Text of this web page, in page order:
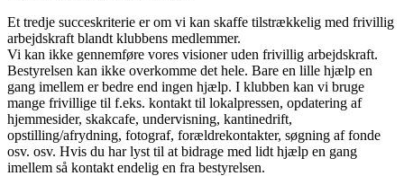
Et tredje succeskriterie er om vi kan skaffe tilstrækkelig med frivillig
arbejdskraft blandt klubbens medlemmer.
Vi kan ikke gennemføre vores visioner uden frivillig arbejdskraft.
Bestyrelsen kan ikke overkomme det hele. Bare en lille hjælp en
gang imellem er bedre end ingen hjælp. I klubben kan vi bruge
mange frivillige til f.eks. kontakt til lokalpressen, opdatering af
hjemmesider, skakcafe, undervisning, kantinedrift,
opstilling/afrydning, fotograf, forældrekontakter, søgning af fonde
osv. osv. Hvis du har lyst til at bidrage med lidt hjælp en gang
imellem så kontakt endelig en fra bestyrelsen.